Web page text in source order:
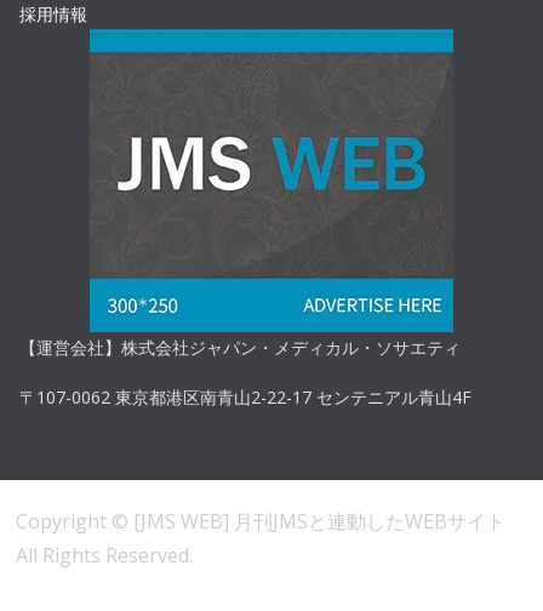
採用情報
【運営会社】株式会社ジャパン・メディカル・ソサエティ
〒107-0062 東京都港区南青山2-22-17 センテニアル青山4F
Copyright © [JMS WEB] 月刊JMSと連動したWEBサイト
All Rights Reserved.